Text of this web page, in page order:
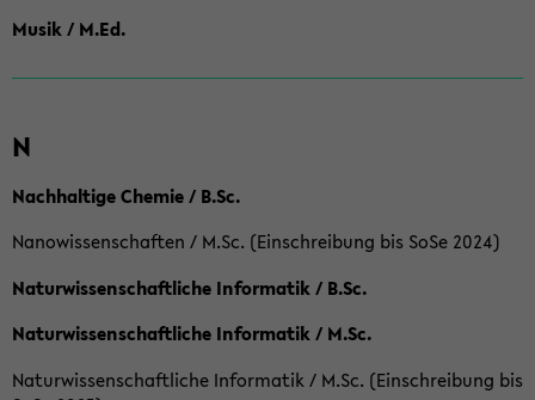
Musik / M.Ed.
N
Nachhaltige Chemie / B.Sc.
Nanowissenschaften / M.Sc. (Einschreibung bis SoSe 2024)
Naturwissenschaftliche Informatik / B.Sc.
Naturwissenschaftliche Informatik / M.Sc.
Naturwissenschaftliche Informatik / M.Sc. (Einschreibung bis